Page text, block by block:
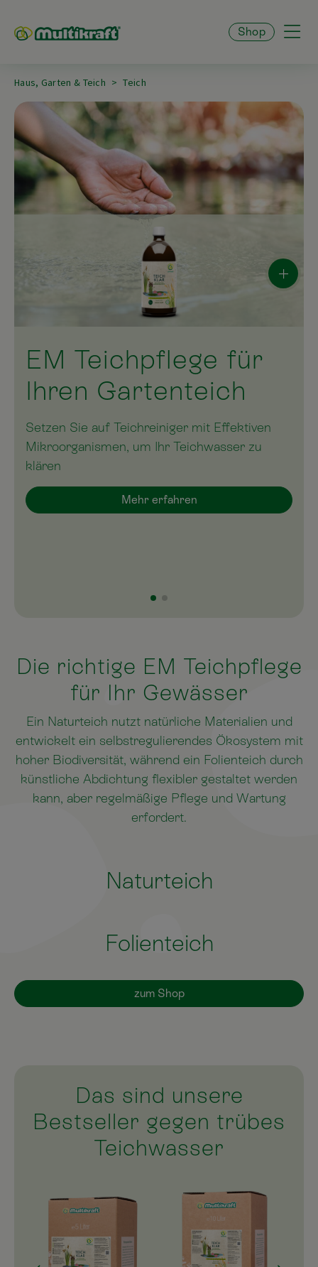
Shop
Haus, Garten & Teich Teich
+
EM Teichpflege für
Ihren Gartenteich
Setzen Sie auf Teichreiniger mit Effektiven
Mikroorganismen, um Ihr Teichwasser zu
klären
Mehr erfahren
Die richtige EM Teichpflege
für Ihr Gewässer
Ein Naturteich nutzt natürliche Materialien und
entwickelt ein selbstregulierendes Ökosystem mit
hoher Biodiversität, während ein Folienteich durch
künstliche Abdichtung flexibler gestaltet werden
kann, aber regelmäßige Pflege und Wartung
erfordert.
Naturteich
Folienteich
zum Shop
Das sind unsere
Bestseller gegen trübes
Teichwasser